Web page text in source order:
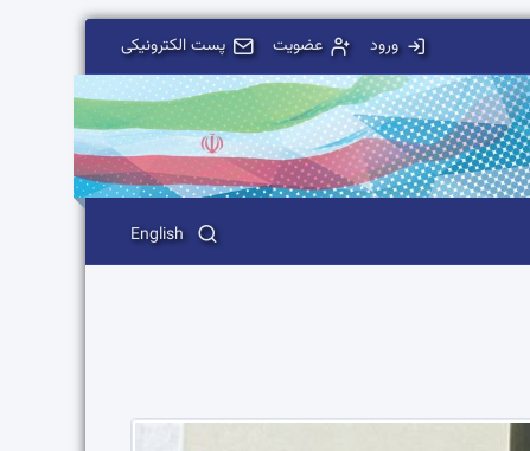
ورود عضویت پست الکترونیکی
English